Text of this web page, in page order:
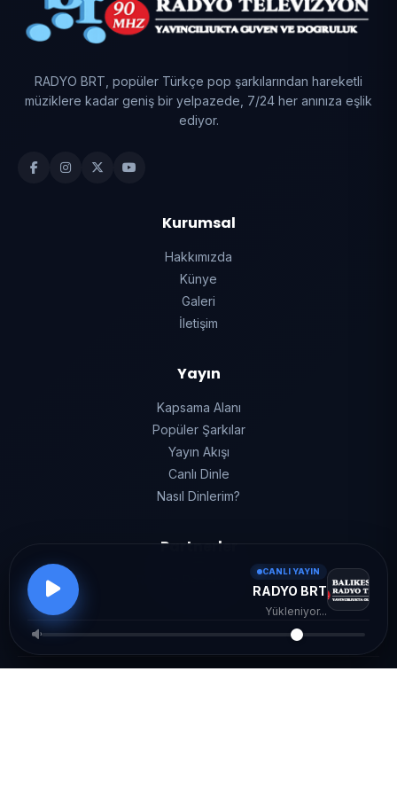
RADYO BRT, popüler Türkçe pop şarkılarından hareketli
müziklere kadar geniş bir yelpazede, 7/24 her anınıza eşlik
ediyor.
Kurumsal
Hakkımızda
Künye
Galeri
İletişim
Yayın
Kapsama Alanı
Popüler Şarkılar
Yayın Akışı
Canlı Dinle
Nasıl Dinlerim?
Partnerler
Reklam Rezervasyon
CANLI YAYIN
RADYO BRT
Yükleniyor...